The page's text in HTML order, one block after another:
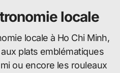
locale
locale à Ho Chi Minh,
plats emblématiques
ou encore les rouleaux